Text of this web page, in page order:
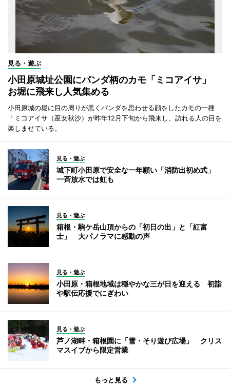
見る・遊ぶ
小田原城址公園にパンダ柄のカモ「ミコアイサ」
お堀に飛来し人気集める
小田原城の堀に目の周りが黒くパンダを思わせる顔をしたカモの一種
「ミコアイサ（巫女秋沙）が昨年12月下旬から飛来し、訪れる人の目を
楽しませている。
見る・遊ぶ
城下町小田原で安全な一年願い「消防出初め式」
一斉放水では虹も
見る・遊ぶ
箱根・駒ケ岳山頂からの「初日の出」と「紅富
士」 大パノラマに感動の声
見る・遊ぶ
小田原・箱根地域は穏やかな三が日を迎える 初詣
や駅伝応援でにぎわい
見る・遊ぶ
芦ノ湖畔・箱根園に「雪・そり遊び広場」 クリス
マスイブから限定営業
もっと見る